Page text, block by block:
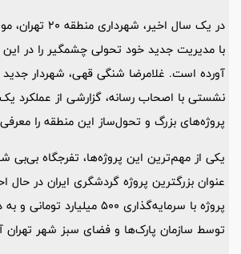
در یک سال اخیر،
با مدیریت جدید خود تحولی چشمگیر را در این
آورده است. غلامرضا شنگی قهی، شهردار جدید
نشستی با اصحاب رسانه، گزارشی از عملکرد
پروژه‌های بزرگ و تحول‌ساز این منطقه را
یکی از مهم‌ترین این پروژه‌ها، تفرجگاه بی‌بی
عنوان بزرگترین پروژه گردشگری ایران در
پروژه با سرمایه‌گذاری 500
توسط سازمان پارک‌ها و فضای سبز شهر